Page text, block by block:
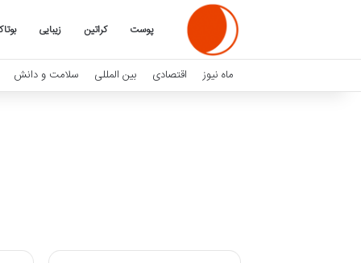
پوست کراتین زیبایی
ماه نیوز اقتصادی بین المللی سلامت و دانش